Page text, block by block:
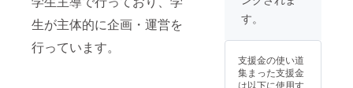
生が主体的に企画・運営を
行っています。
【サン
ター】
現地の
す。
支援金の使い道
集まった支援金
は以下に使用す